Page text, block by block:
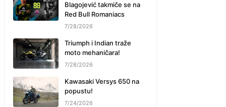
Blagojević takmiče se na
Red Bull Romaniacs
7/28/2026
Triumph i Indian traže
moto mehaničara!
7/28/2026
Kawasaki Versys 650 na
popustu!
7/24/2026